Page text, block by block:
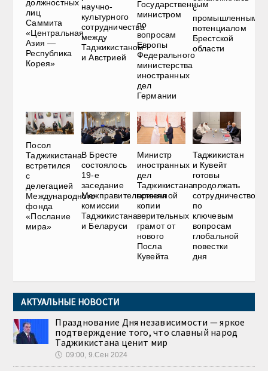
должностных
лиц
Саммита
«Центральная
Азия —
Республика
Корея»
научно-
культурного
сотрудничества
между
Таджикистаном
и Австрией
Государственным
министром
по
вопросам
Европы
Федерального
министерства
иностранных
дел
Германии
с
промышленным
потенциалом
Брестской
области
Посол
Таджикистана
встретился
с
делегацией
Международного
фонда
«Послание
мира»
В Бресте
состоялось
19-е
заседание
Межправительственной
комиссии
Таджикистана
и Беларуси
Министр
иностранных
дел
Таджикистана
принял
копии
верительных
грамот от
нового
Посла
Кувейта
Таджикистан
и Кувейт
готовы
продолжать
сотрудничество
по
ключевым
вопросам
глобальной
повестки
дня
АКТУАЛЬНЫЕ НОВОСТИ
Празднование Дня независимости — яркое
подтверждение того, что славный народ
Таджикистана ценит мир
🕔 09:00, 9.Сен 2024